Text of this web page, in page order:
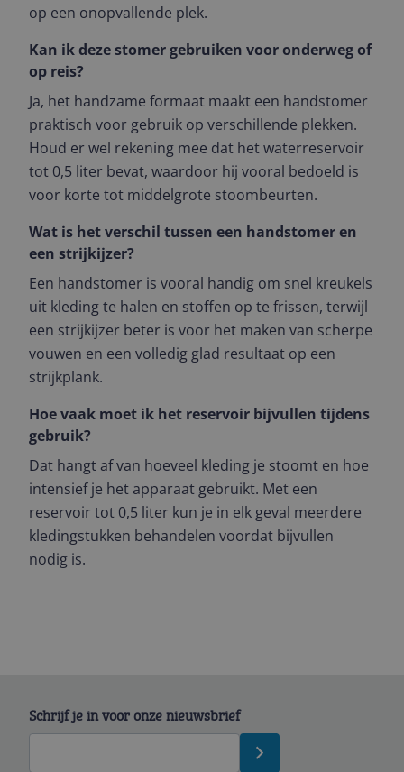
op een onopvallende plek.
Kan ik deze stomer gebruiken voor onderweg of
op reis?
Ja, het handzame formaat maakt een handstomer
praktisch voor gebruik op verschillende plekken.
Houd er wel rekening mee dat het waterreservoir
tot 0,5 liter bevat, waardoor hij vooral bedoeld is
voor korte tot middelgrote stoombeurten.
Wat is het verschil tussen een handstomer en
een strijkijzer?
Een handstomer is vooral handig om snel kreukels
uit kleding te halen en stoffen op te frissen, terwijl
een strijkijzer beter is voor het maken van scherpe
vouwen en een volledig glad resultaat op een
strijkplank.
Hoe vaak moet ik het reservoir bijvullen tijdens
gebruik?
Dat hangt af van hoeveel kleding je stoomt en hoe
intensief je het apparaat gebruikt. Met een
reservoir tot 0,5 liter kun je in elk geval meerdere
kledingstukken behandelen voordat bijvullen
nodig is.
Schrijf je in voor onze nieuwsbrief